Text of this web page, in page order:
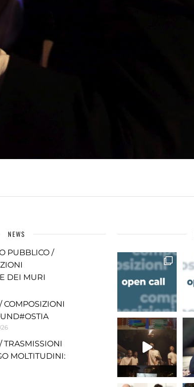
NEWS
PUBBLICO /
DEI MURI
COMPOSIZIONI
TRASMISSIONI
MOLTITUDINI: